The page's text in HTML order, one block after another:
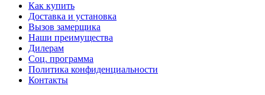
Как купить
Доставка и установка
Вызов замерщика
Наши преимущества
Дилерам
Соц. программа
Политика конфиденциальности
Контакты